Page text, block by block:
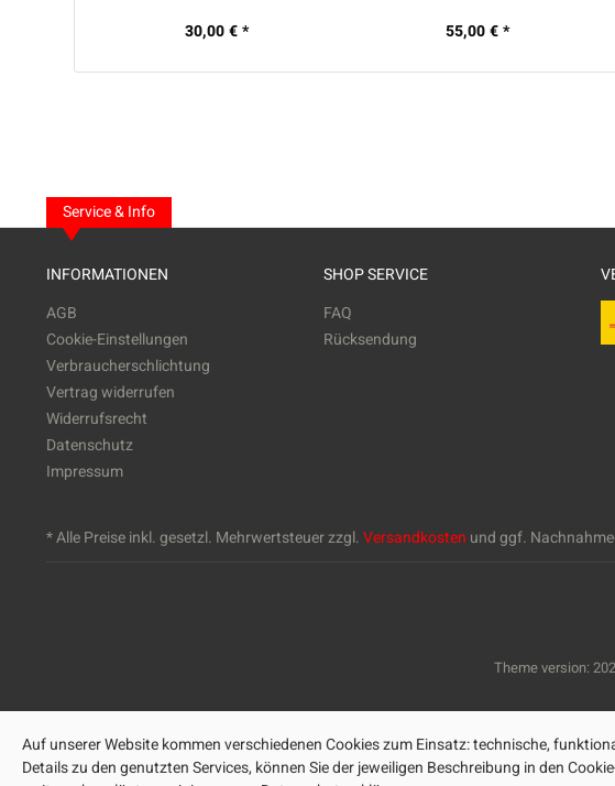
30,00 € * 55,00 € *
Service & Info
INFORMATIONEN
AGB
Cookie-Einstellungen
Verbraucherschlichtung
Vertrag widerrufen
Widerrufsrecht
Datenschutz
Impressum
SHOP SERVICE
FAQ
Rücksendung
* Alle Preise inkl. gesetzl. Mehrwertsteuer zzgl.Versandkosten und ggf.
Theme version:
Auf unserer Website kommen verschiedenen Cookies zum Einsatz: technische,
Details zu den genutzten Services, können Sie der jeweiligen Beschreibung in den